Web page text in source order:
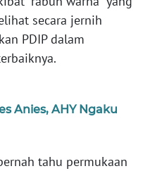
secara jernih
PDIP dalam
Anies, AHY Ngaku
tahu permukaan